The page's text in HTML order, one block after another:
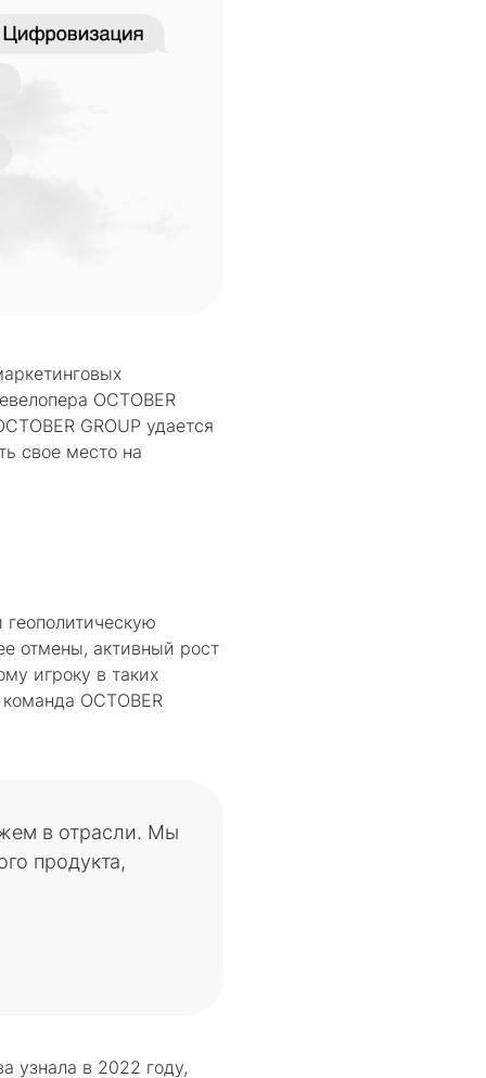
OCTOBER
GROUP удается
свое место на
отмены, активный рост
игроку в таких
OCTOBER
в отрасли. Мы
продукта,
узнала в 2022 году,